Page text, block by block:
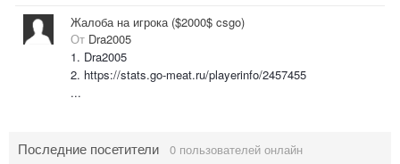
Жалоба на игрока ($2000$ csgo)
От Dra2005
1. Dra2005
2. https://stats.go-meat.ru/playerinfo/2457455
...
Последние посетители 0 пользователей онлайн